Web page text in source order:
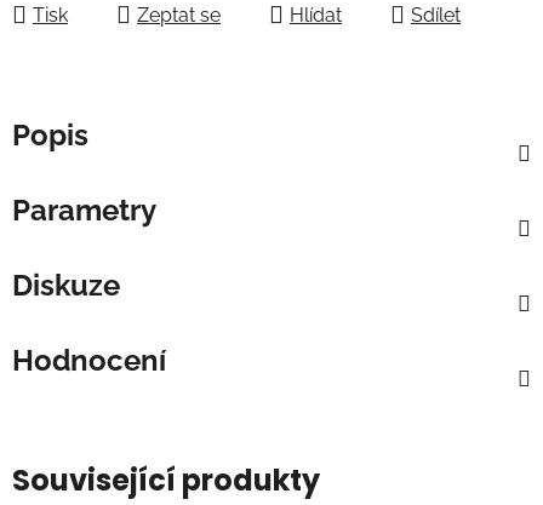
Tisk Zeptat se Hlídat Sdílet
Popis
Parametry
Diskuze
Hodnocení
Související produkty